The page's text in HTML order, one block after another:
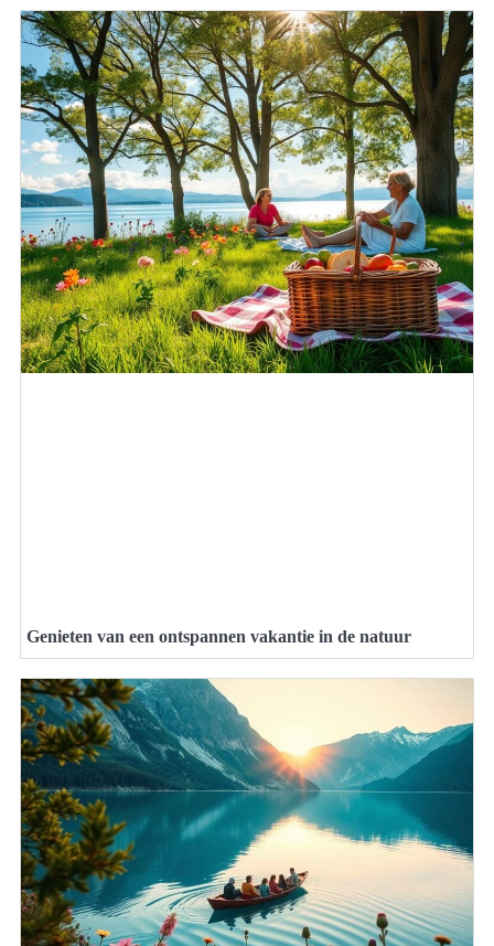
Genieten van een ontspannen vakantie in de natuur